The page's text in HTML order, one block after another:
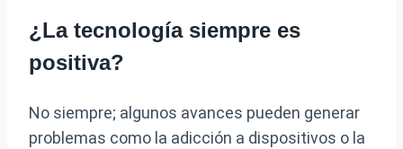
¿La tecnología siempre es
positiva?
No siempre; algunos avances pueden generar
problemas como la adicción a dispositivos o la